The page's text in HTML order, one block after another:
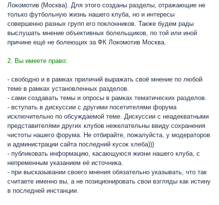
Локомотив (Москва). Для этого созданы разделы, отражающие не
только футбольную жизнь нашего клуба, но и интересы
совершенно разных групп его поклонников. Также будем рады
выслушать мнение объективных болельщиков, по той или иной
причине ещё не болеющих за ФК Локомотив Москва.
2. Вы имеете право:
- свободно и в рамках приличий выражать своё мнение по любой
теме в рамках установленных разделов.
- сами создавать темы и опросы в рамках тематических разделов.
- вступать в дискуссии с другими посетителями форума
исключительно по обсуждаемой теме. Дискуссии с неадекватными
представителями других клубов нежелательны ввиду сохранения
чистоты нашего форума. Не отбирайте, пожалуйста, у модераторов
и администрации сайта последний кусок хлеба)))
- публиковать информацию, касающуюся жизни нашего клуба, с
непременным указанием её источника.
- при высказывании своего мнения обязательно указывать, что так
считаете именно вы, а не позиционировать свои взгляды как истину
в последней инстанции.